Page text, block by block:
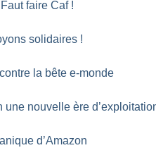
faire Caf !
solidaires !
la bête e-monde
une nouvelle ère
d’Amazon